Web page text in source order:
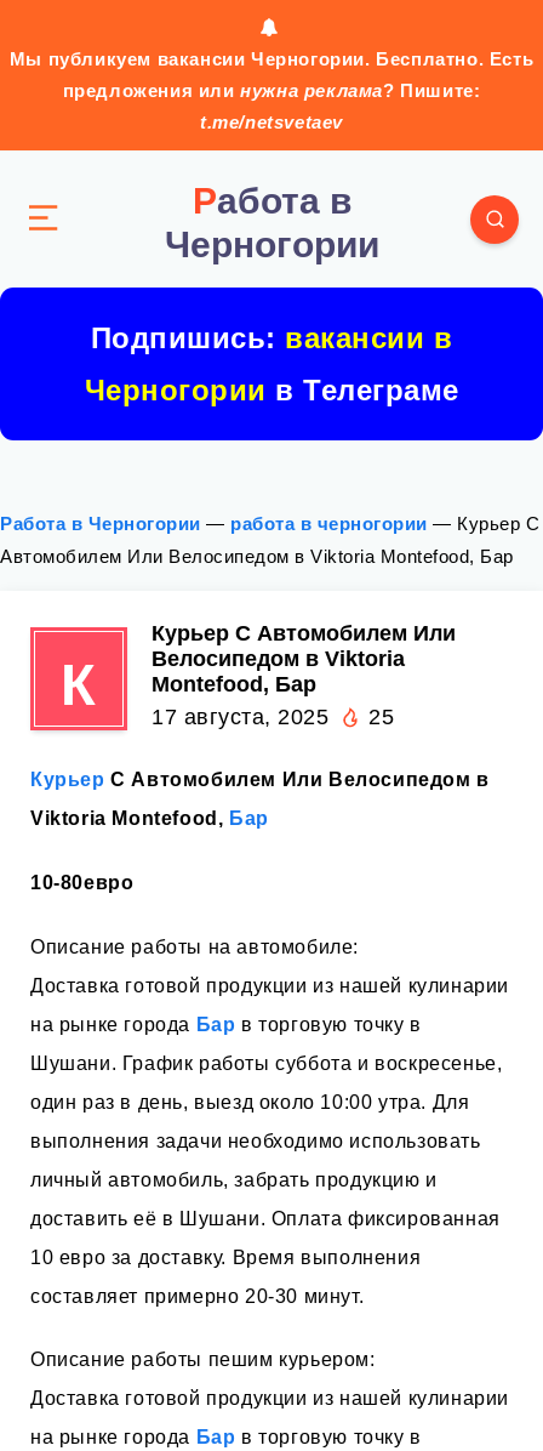
Мы публикуем вакансии Черногории. Бесплатно. Есть
предложения илинужна реклама? Пишите:
t.me/netsvetaev
Работа в
Черногории
Подпишись: вакансии в
Черногории в Телеграме
Работа в Черногории — работа в черногории — Курьер С
Автомобилем Или Велосипедом в Viktoria Montefood, Бар
К
Курьер С Автомобилем Или
Велосипедом в Viktoria
Montefood, Бар
17 августа, 2025
25
Курьер С Автомобилем Или Велосипедом в
Viktoria Montefood, Бар
10-80евро
Описание работы на автомобиле:
Доставка готовой продукции из нашей кулинарии
на рынке города Бар в торговую точку в
Шушани. График работы суббота и воскресенье,
один раз в день, выезд около 10:00 утра. Для
выполнения задачи необходимо использовать
личный автомобиль, забрать продукцию и
доставить её в Шушани. Оплата фиксированная
10 евро за доставку. Время выполнения
составляет примерно 20-30 минут.
Описание работы пешим курьером:
Доставка готовой продукции из нашей кулинарии
на рынке города Бар в торговую точку в